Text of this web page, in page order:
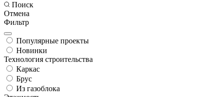
Поиск
Отмена
Фильтр
Популярные проекты
Новинки
Технология строительства
Каркас
Брус
Из газоблока